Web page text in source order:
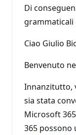
Di
grammaticali
Ciao Giulio
Benvenuto
Innanzitutto,
sia stata
Microsoft
365 possono